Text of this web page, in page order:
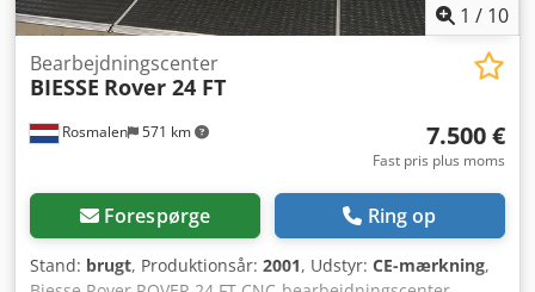
1 / 10
Rosmalen 571 km
Bearbejdningscenter
BIESSE Rover 24 FT
7.500 €
Fast pris plus moms
Forespørge Ring op
Stand: brugt, Produktionsår: 2001, Udstyr: CE-mærkning,